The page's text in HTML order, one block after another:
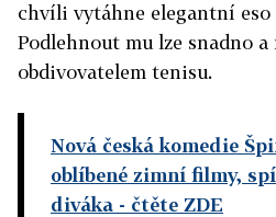
chvíli vytáhne elegantní
Podlehnout mu lze snadno
obdivovatelem tenisu.
Nová česká komedie
oblíbené zimní filmy,
diváka - čtěte ZDE